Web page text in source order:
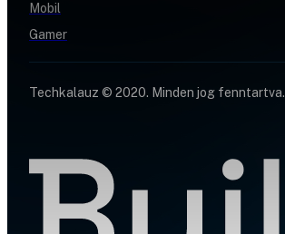
Mobil
Gamer
Techkalauz © 2020. Minden jog fenntartva.